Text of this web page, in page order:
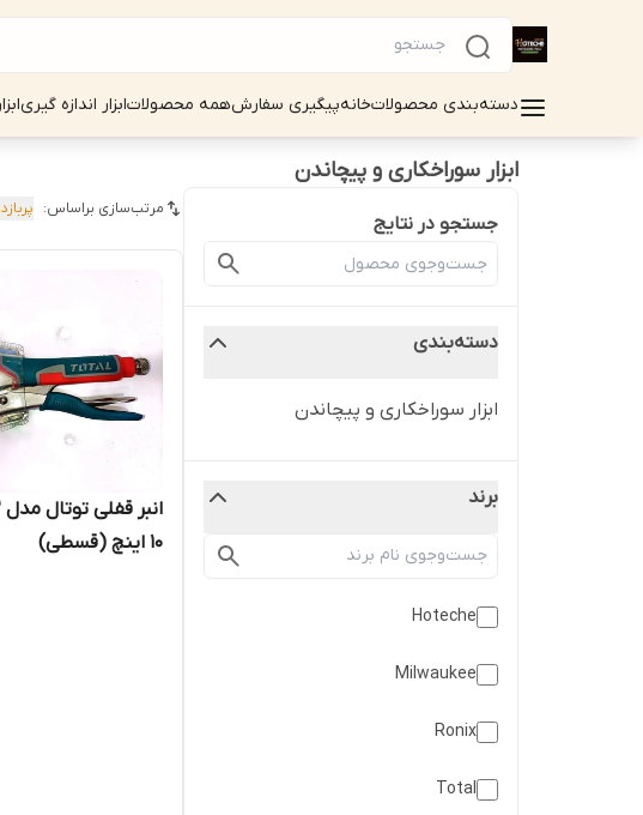
دسته‌بندی محصولاتخانهپیگیری سفارشهمه محصولاتابزار اندازه گیری
ابزار سوراخکاری و پیچاندن
جستجو در نتایج
دسته‌بندی
ابزار سوراخکاری و پیچاندن
برند
Hoteche
Milwaukee
Ronix
Total
مرتب‌سازی براساس:
10 اینچ (قسطی)